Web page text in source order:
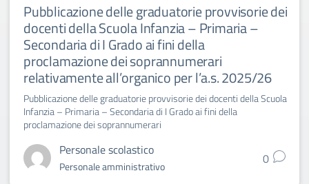
Pubblicazione delle graduatorie provvisorie dei
docenti della Scuola Infanzia – Primaria –
Secondaria di I Grado ai fini della
proclamazione dei soprannumerari
relativamente all’organico per l’a.s. 2025/26
Pubblicazione delle graduatorie provvisorie dei docenti della Scuola
Infanzia – Primaria – Secondaria di I Grado ai fini della
proclamazione dei soprannumerari
Personale scolastico
Personale amministrativo 0